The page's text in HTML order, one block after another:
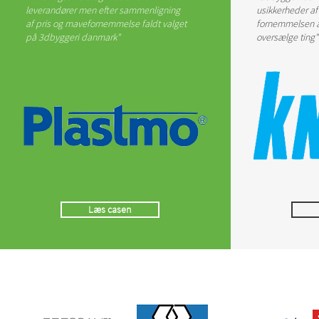
leverandører men efter sammenligning
af pris og mavefornemmelse faldt valget
på 3dbyggeri danmark"
Læs casen
usikkerheder
fornemmelsen
oversælge ting"